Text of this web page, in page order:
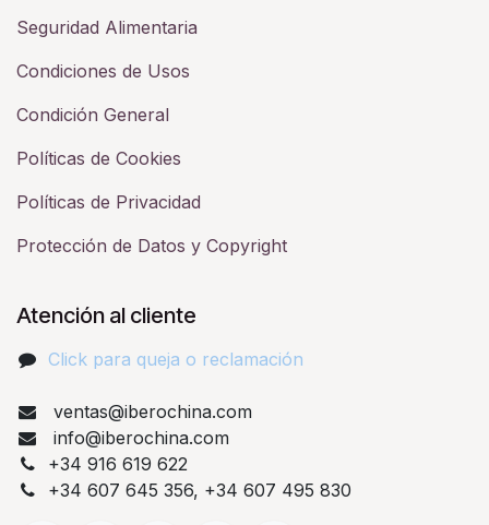
Seguridad Alimentaria
Condiciones de Usos
Condición General
Políticas de Cookies
Políticas de Privacidad
Protección de Datos y Copyright
Atención al cliente
Click para queja o reclamación​
ventas@iberochina.com
info@iberochina.com
+34 916 619 622
+34 607 645 356, +34 607 495 830